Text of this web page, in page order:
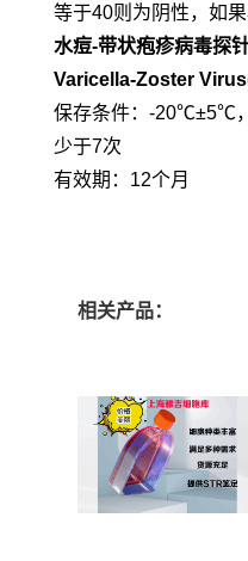
等于40则为阴性，如
水痘-带状疱疹病毒探
Varicella-Zoster
保存条件：-20℃±5℃
少于7次
有效期：12个月
相关产品：